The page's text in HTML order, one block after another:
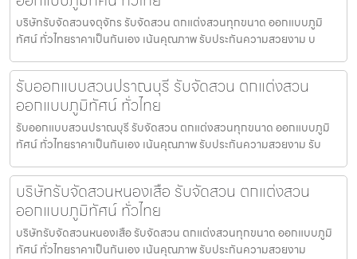
บริษัทรับจัดสวนจตุจักร รับจัดสวน ตกแต่งสวนทุกขนาด ออกแบบภูมิ
ทัศน์ ทั่วไทยราคาเป็นกันเอง เน้นคุณภาพ รับประกันความสวยงาม บ
รับออกแบบสวนปราณบุรี รับจัดสวน ตกแต่งสวน
ออกแบบภูมิทัศน์ ทั่วไทย
รับออกแบบสวนปราณบุรี รับจัดสวน ตกแต่งสวนทุกขนาด ออกแบบภูมิ
ทัศน์ ทั่วไทยราคาเป็นกันเอง เน้นคุณภาพ รับประกันความสวยงาม รับ
บริษัทรับจัดสวนหนองเสือ รับจัดสวน ตกแต่งสวน
ออกแบบภูมิทัศน์ ทั่วไทย
บริษัทรับจัดสวนหนองเสือ รับจัดสวน ตกแต่งสวนทุกขนาด ออกแบบภูมิ
ทัศน์ ทั่วไทยราคาเป็นกันเอง เน้นคุณภาพ รับประกันความสวยงาม